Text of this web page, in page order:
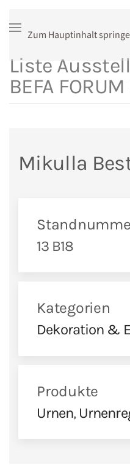
Zum Hauptinhalt
Liste
BEFA
Mikulla
13 B18
Kategorien
Dekoration &
Produkte
Urnen,